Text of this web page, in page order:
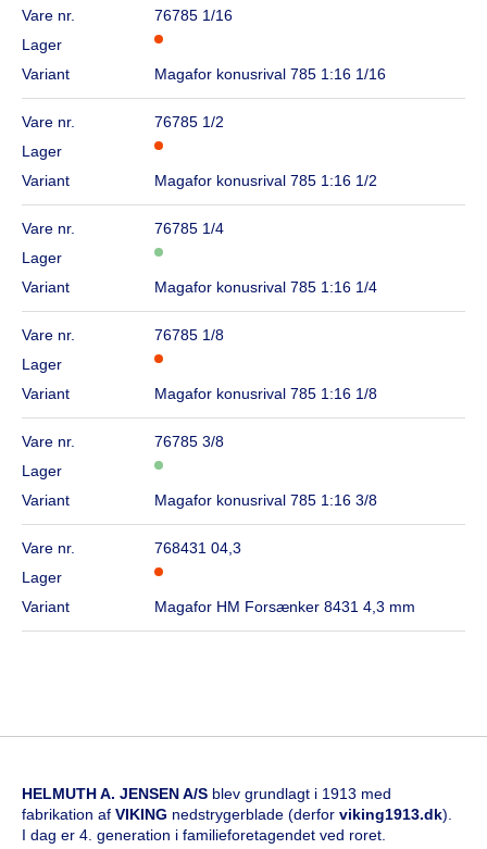
Vare nr.
76785 1/16
Lager
Variant
Magafor konusrival 785 1:16 1/16
Vare nr.
76785 1/2
Lager
Variant
Magafor konusrival 785 1:16 1/2
Vare nr.
76785 1/4
Lager
Variant
Magafor konusrival 785 1:16 1/4
Vare nr.
76785 1/8
Lager
Variant
Magafor konusrival 785 1:16 1/8
Vare nr.
76785 3/8
Lager
Variant
Magafor konusrival 785 1:16 3/8
Vare nr.
768431 04,3
Lager
Variant
Magafor HM Forsænker 8431 4,3 mm
HELMUTH A. JENSEN A/S blev grundlagt i 1913 med
fabrikation af VIKING nedstrygerblade (derfor viking1913.dk).
I dag er 4. generation i familieforetagendet ved roret.